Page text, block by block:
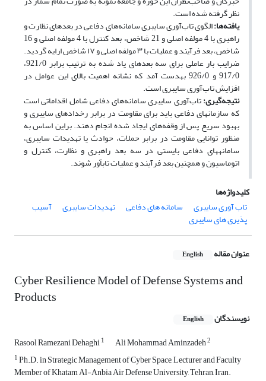
نظر گرفته شده است.
یافته‌ها:الگوی تاب‌آوری سایبری سامانه‌های دفاعی در بعدهای نظارت و
راهبری با 4 مولفه اصلی و 21 شاخص، بعد کنترل با 4 مولفه اصلی و 16
شاخص، بعد فرآیند و عملیات با ۳ مولفه اصلی و ۱۷ شاخص ارایه گردید.
ضرایب بار عاملی برای سه بعدهای یاد شده به ترتیب برابر 921/0،
917/0 و 926/0 به­دست آمد که نشانه اهمیت بالای این عوامل در
افزایش تاب‌‌آوری سایبری است.
نتیجه‌گیری:تاب‌‌‌آوری سایبری سامانه‌های دفاعی شامل اقداماتی است
که سازمان­های دفاعی باید برای مقاومت در برابر رخدادهای سایبری و
بهبود سریع پس از وقفه‌های ایجاد شده انجام دهند. براین اساس به
منظور توانایی مقاومت در برابر حملات، حوادث یا تهدیدات سایبری،
سامانه­های دفاعی بایستی در سه بعد راهبری و نظارت، کنترل و
اتوماسیون و همچنین بعد فرآیند و عملیات تاب­آور شوند.
کلیدواژه‌ها
تاب آوری سایبری
سامانه های دفاعی تهدیدات سایبری آسیب
پذیری های سایبری
عنوان مقاله English
Cyber Resilience Model of Defense Systems and
Products
نویسندگان English
Rasool Ramezani Dehaghi1 Ali Mohammad Aminzadeh2
1Ph.D. in Strategic Management of Cyber ​​Space, Lecturer and Faculty
Member of Khatam Al-Anbia Air Defense University, Tehran, Iran.